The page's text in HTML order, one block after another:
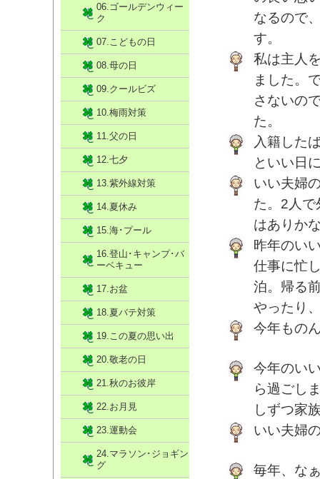
なるので
す。
私は主人
ました。
さないの
た。
入籍した
といい日
いい夫婦
た。2人で
はありか
昨年のい
仕事に忙
泊。帰る
やったり
今年もの
今年のい
ら過ごし
しずつ家
いい夫婦
毎年、な
06.ゴールデンウィー
ク
07.こどもの日
08.母の日
09.クールビズ
10.梅雨対策
11.父の日
12.七夕
13.紫外線対策
14.夏休み
15.海･プール
16.登山･キャンプ･バ
ーベキュー
17.お盆
18.夏バテ対策
19.この夏の思い出
20.敬老の日
21.秋のお彼岸
22.お月見
23.運動会
24.マラソン･ジョギン
グ